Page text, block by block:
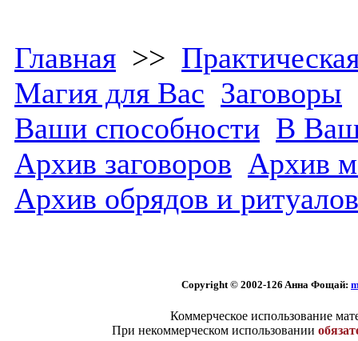
Главная >>
Магия для Вас Заговоры
Ваши способности В
Архив заговоров Архив
Архив обрядов и ритуалов
Copyright © 2002-126 Aннa Фoщaй:
Коммерческое использование
При некоммерческом использовании